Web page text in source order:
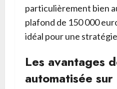
particulièrement bien
plafond de 150 000
idéal pour une
Les avantages
automatisée sur